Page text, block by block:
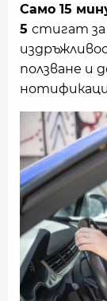
Само 15
5 стигат за
ползване и